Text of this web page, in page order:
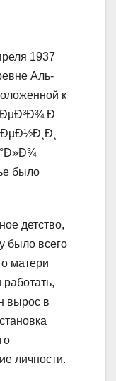
1937
Аль-
к
ÐµÐ³Ð¾ Ð
было
детство,
было всего
матери
работать,
вырос в
личности.